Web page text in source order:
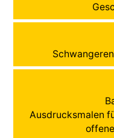
Ausdrucksmalen